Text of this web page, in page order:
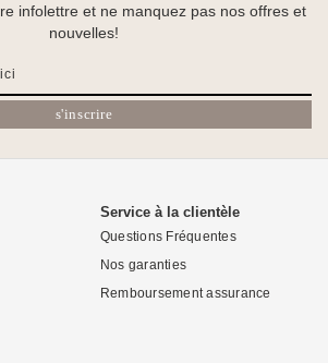
infolettre et ne manquez pas nos offres et
nouvelles!
s'inscrire
Service à la clientèle
Questions Fréquentes
Nos garanties
Remboursement assurance